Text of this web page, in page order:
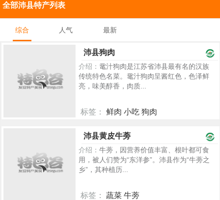
全部沛县特产列表
综合 人气 最新
沛县狗肉
介绍： 鼋汁狗肉是江苏省沛县最有名的汉族
传统特色名菜。鼋汁狗肉呈酱红色，色泽鲜
亮，味美醇香，肉质...
标签： 鲜肉 小吃 狗肉
沛县黄皮牛蒡
介绍： 牛蒡，因营养价值丰富、根叶都可食
用，被人们赞为“东洋参”。沛县作为“牛蒡之
乡”，其种植历...
标签： 蔬菜 牛蒡